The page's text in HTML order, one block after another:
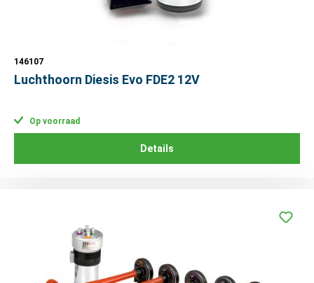
146107
Luchthoorn Diesis Evo FDE2 12V
Op voorraad
Details